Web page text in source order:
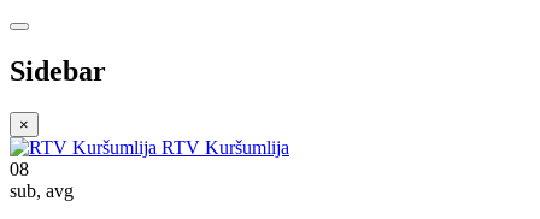
Sidebar
×
RTV Kuršumlija
08
sub, avg